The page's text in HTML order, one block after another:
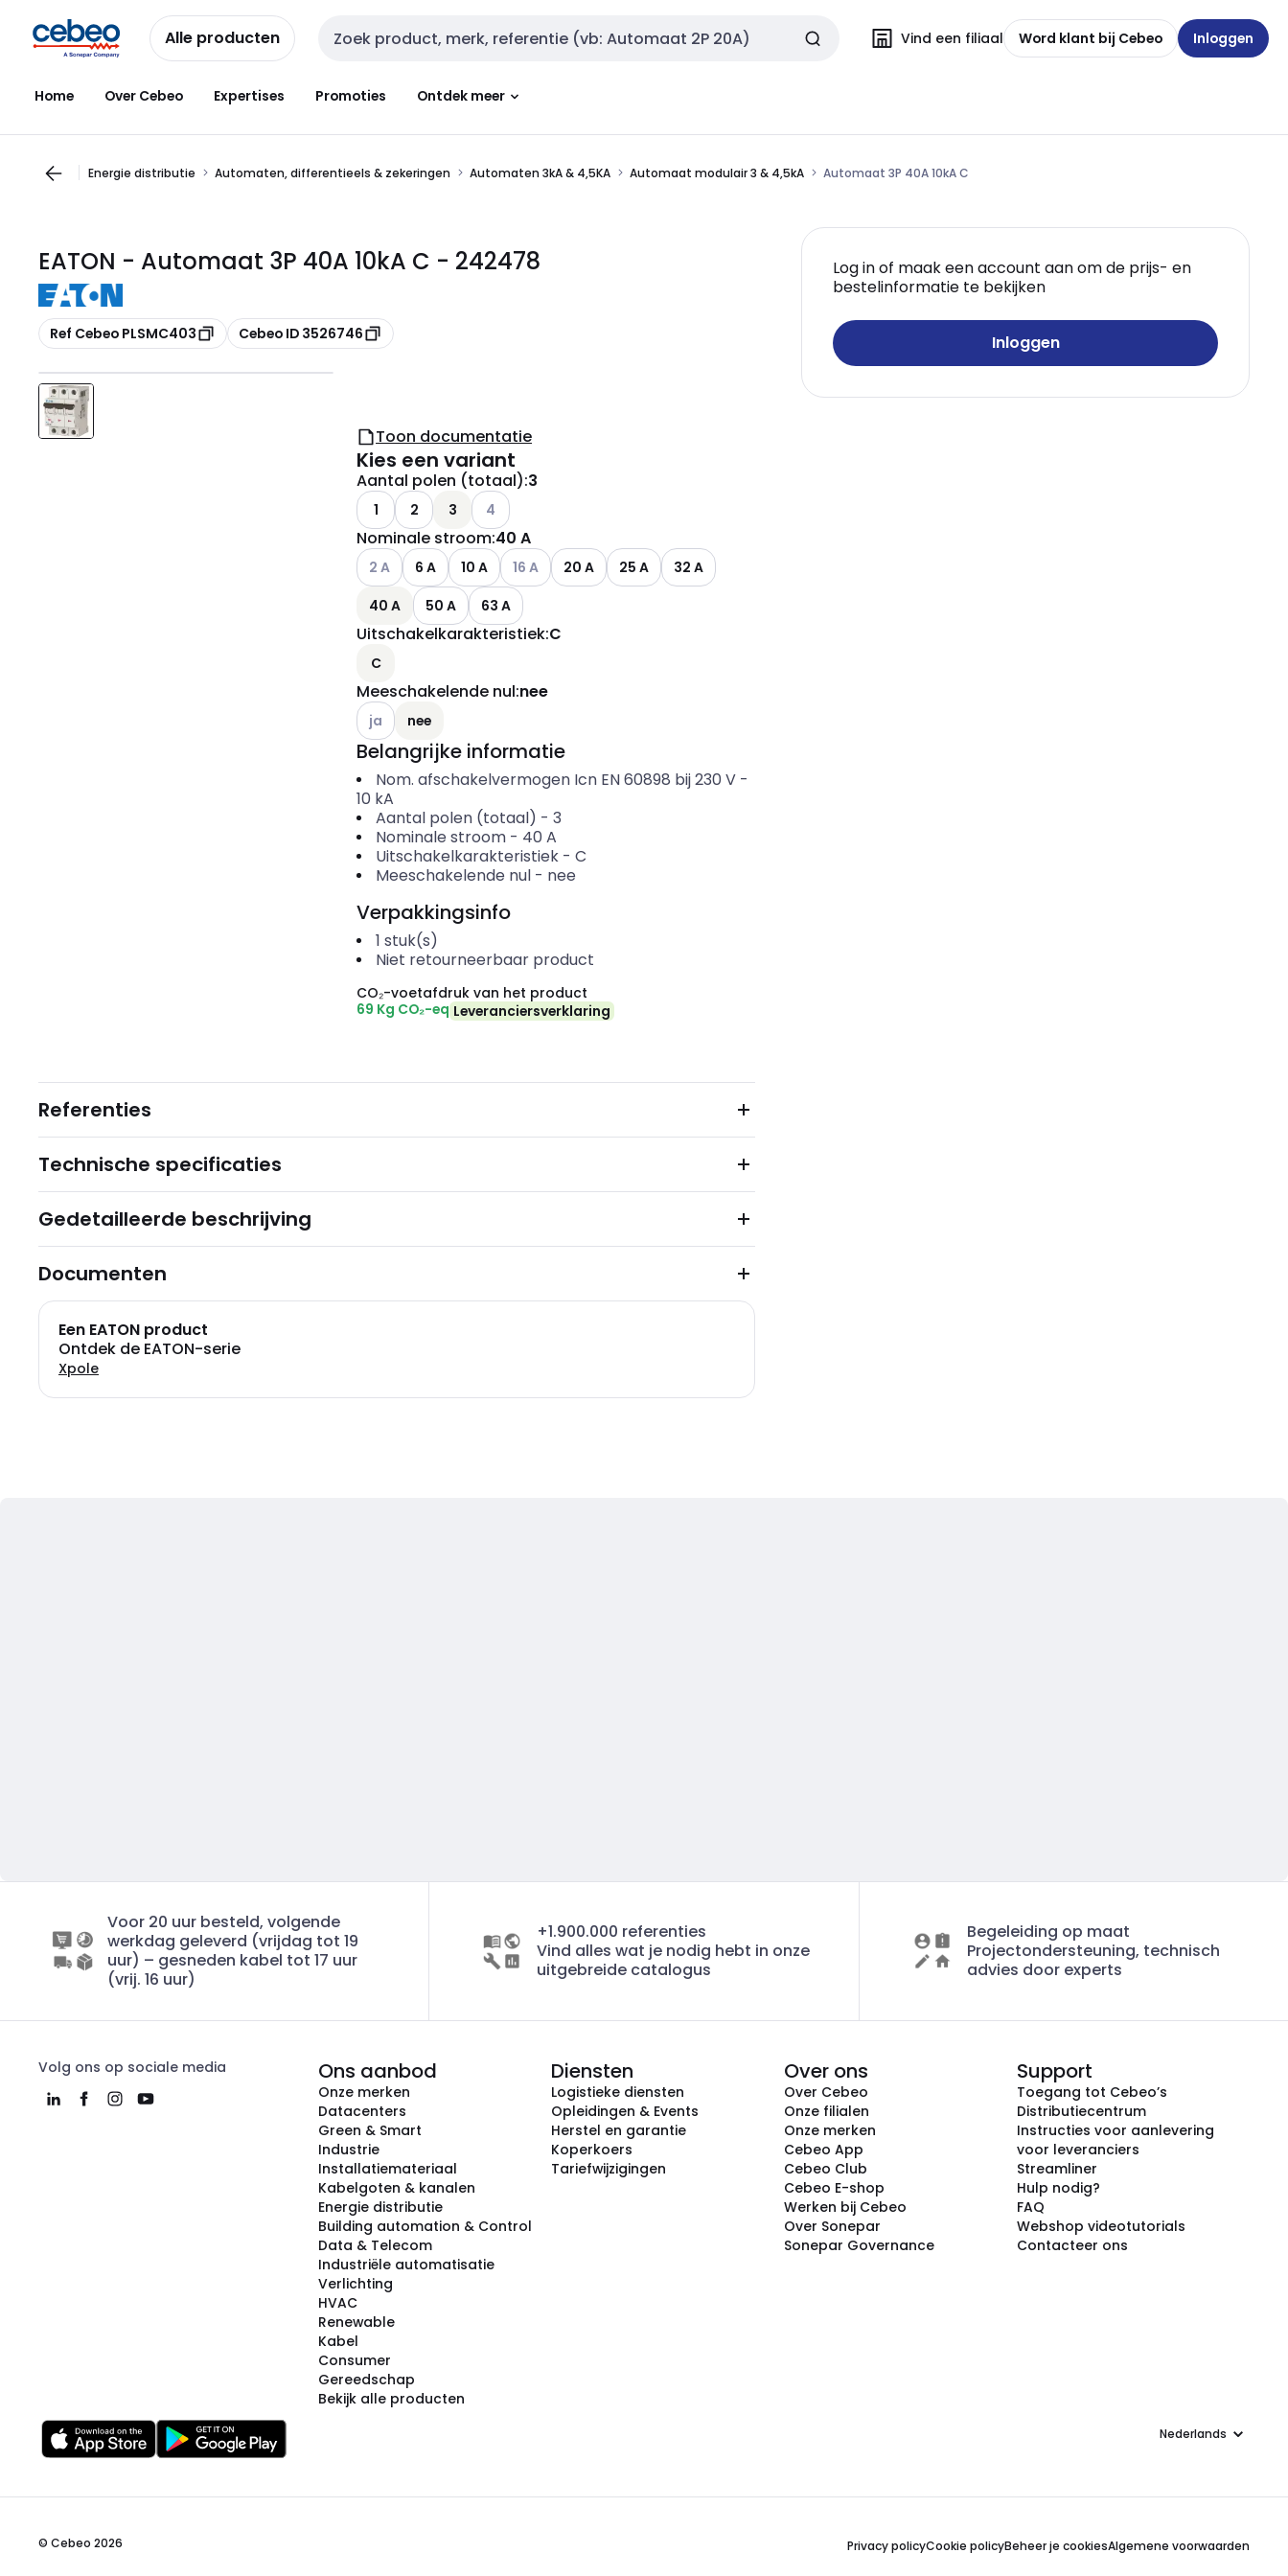
naar
navigatie
naar
inhoud
Alle producten Zoekveld invoer Vind een filiaal Word klant bij Cebeo Inloggen
Home Over Cebeo Expertises Promoties Ontdek meer
Energie distributie Automaten, differentieels & zekeringen Automaten 3kA & 4,5KA Automaat modulair 3 & 4,5kA Automaat 3P 40A 10kA C
EATON - Automaat 3P 40A 10kA C - 242478
Kopiëren
Ref Cebeo PLSMC403 Kopiëren
Cebeo ID 3526746
Log in of maak een account aan om de prijs- en
bestelinformatie te bekijken
Inloggen
Toon documentatie
Kies een variant
Aantal polen (totaal):3
1 2 3 Andere varianten (Huidige combinatie niet mogelijk)
4
Nominale stroom:40 A
Andere varianten (Huidige combinatie niet mogelijk)
2 A 6 A 10 A Andere varianten (Huidige combinatie niet mogelijk)
16 A 20 A 25 A
32 A
40 A
50 A 63 A
Uitschakelkarakteristiek:C
C
Meeschakelende nul:nee
Andere varianten (Huidige combinatie niet mogelijk)
ja nee
Belangrijke informatie
Nom. afschakelvermogen Icn EN 60898 bij 230 V-
10 kA
Aantal polen (totaal) - 3
Nominale stroom- 40 A
Uitschakelkarakteristiek- C
Meeschakelende nul- nee
Verpakkingsinfo
1 stuk(s)
Niet retourneerbaar product
CO₂-voetafdruk van het product
69 Kg CO₂-eq Leveranciersverklaring
Referenties
Technische specificaties
Gedetailleerde beschrijving
Documenten
Een EATON product
Ontdek de EATON-serie
Xpole
Voor 20 uur besteld, volgende
werkdag geleverd (vrijdag tot 19
uur) – gesneden kabel tot 17 uur
(vrij. 16 uur)
+1.900.000 referenties
Vind alles wat je nodig hebt in onze
uitgebreide catalogus
Begeleiding op maat
Projectondersteuning, technisch
advies door experts
Volg ons op sociale media Ons aanbod
Onze merken
Datacenters
Green & Smart
Industrie
Installatiemateriaal
Kabelgoten & kanalen
Energie distributie
Building automation & Control
Data & Telecom
Industriële automatisatie
Verlichting
HVAC
Renewable
Kabel
Consumer
Gereedschap
Bekijk alle producten
Diensten
Logistieke diensten
Opleidingen & Events
Herstel en garantie
Koperkoers
Tariefwijzigingen
Over ons
Over Cebeo
Onze filialen
Onze merken
Cebeo App
Cebeo Club
Cebeo E-shop
Werken bij Cebeo
Over Sonepar
Sonepar Governance
Support
Toegang tot Cebeo’s
Distributiecentrum
Instructies voor aanlevering
voor leveranciers
Streamliner
Hulp nodig?
FAQ
Webshop videotutorials
Contacteer ons
Taal
© Cebeo 2026 Privacy policyCookie policyBeheer je cookiesAlgemene voorwaarden